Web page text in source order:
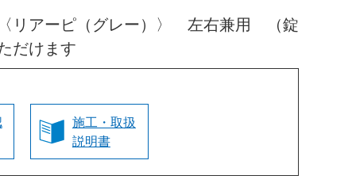
アーピ（グレー）〉 左右兼用 （錠
だけます
施工・取扱
説明書